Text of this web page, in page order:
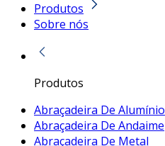
Produtos
Sobre nós
Produtos
Abraçadeira De Alumínio
Abraçadeira De Andaime
Abraçadeira De Metal